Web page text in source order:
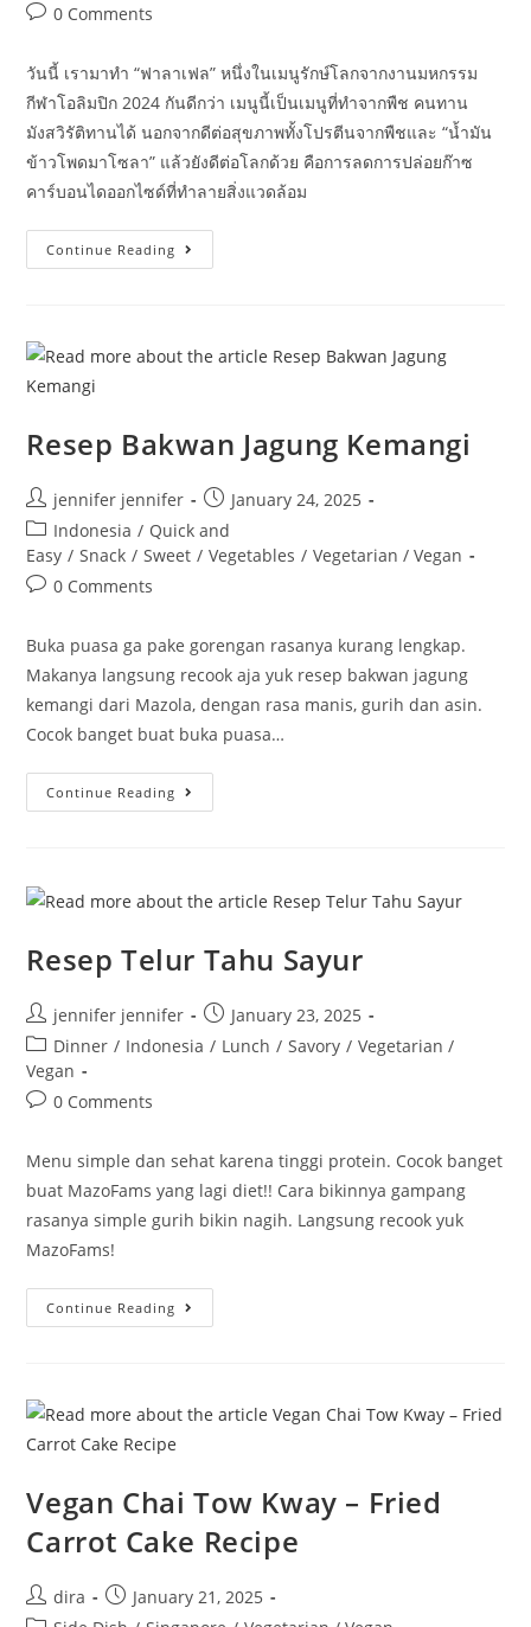
category:
Post0 Comments
วันนี้ เรามาทำ “ฟาลาเฟล” หนึ่งในเมนูรักษ์โลกจากงานมหกรรม
กีฬาโอลิมปิก 2024 กันดีกว่า เมนูนี้เป็นเมนูที่ทำจากพืช คนทาน
มังสวิรัติทานได้ นอกจากดีต่อสุขภาพทั้งโปรตีนจากพืชและ “น้ำมัน
ข้าวโพดมาโซลา” แล้วยังดีต่อโลกด้วย คือการลดการปล่อยก๊าซ
คาร์บอนไดออกไซด์ที่ทำลายสิ่งแวดล้อม
Continue Reading ฟา
ลา
Resep Bakwan Jagung Kemangi
Post
author:
jennifer jennifer
Post
published:
January 24, 2025
Post
category:
Indonesia / Quick and
Easy / Snack / Sweet / Vegetables / Vegetarian / Vegan
Post0 Comments
Buka puasa ga pake gorengan rasanya kurang lengkap.
Makanya langsung recook aja yuk resep bakwan jagung
kemangi dari Mazola, dengan rasa manis, gurih dan asin.
Cocok banget buat buka puasa…
Continue Reading Resep
Bakwan
Resep Telur Tahu Sayur
Post
author:
jennifer jennifer
Post
published:
January 23, 2025
Post
category:
Dinner / Indonesia / Lunch / Savory / Vegetarian /
Vegan
Post0 Comments
Menu simple dan sehat karena tinggi protein. Cocok banget
buat MazoFams yang lagi diet!! Cara bikinnya gampang
rasanya simple gurih bikin nagih. Langsung recook yuk
MazoFams!
Continue Reading Resep
Telur
Vegan Chai Tow Kway – Fried
Carrot Cake Recipe
Post
author:
dira
Post
published:
January 21, 2025